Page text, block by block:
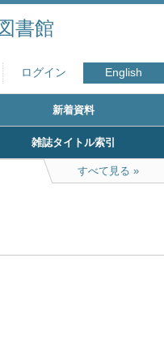
書館
ログイン English
新着資料
雑誌タイトル索引
すべて見る